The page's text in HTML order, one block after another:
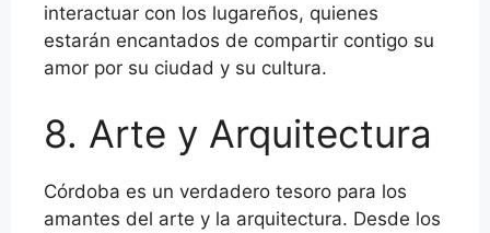
interactuar con los lugareños, quienes
estarán encantados de compartir contigo su
amor por su ciudad y su cultura.
8. Arte y Arquitectura
Córdoba es un verdadero tesoro para los
amantes del arte y la arquitectura. Desde los